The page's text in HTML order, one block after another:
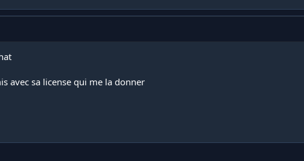
avec sa license qui me la donner